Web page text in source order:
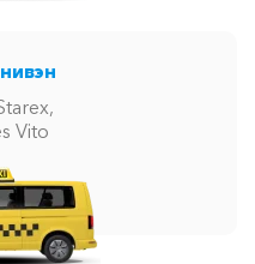
Vito